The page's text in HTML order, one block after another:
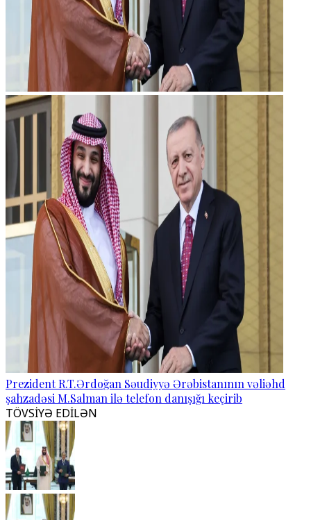
Prezident R.T.Ərdoğan Səudiyyə Ərəbistanının vəliəhd
şahzadəsi M.Salman ilə telefon danışığı keçirib
TÖVSİYƏ EDİLƏN